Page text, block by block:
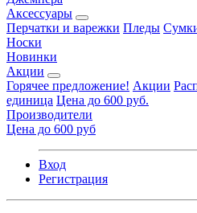
Аксессуары
Перчатки и варежки Пледы
Носки
Новинки
Акции
Горячее предложение! Акции
единица Цена до 600 руб.
Производители
Цена до 600 руб
Вход
Регистрация